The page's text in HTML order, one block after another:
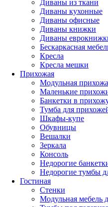
Диваны из ткани
Диваны кухонные
Диваны офисные
Диваны книжки
Диваны
Бескаркасная
Кресла
Кресла мешки
Прихожая
Модульная
Маленькие
Банкетки в
Тумба для
Шкафы-купе
Обувницы
Вешалки
Зеркала
Консоль
Недорогие
Недорогие тумбы
Гостиная
Стенки
Модульная мебель